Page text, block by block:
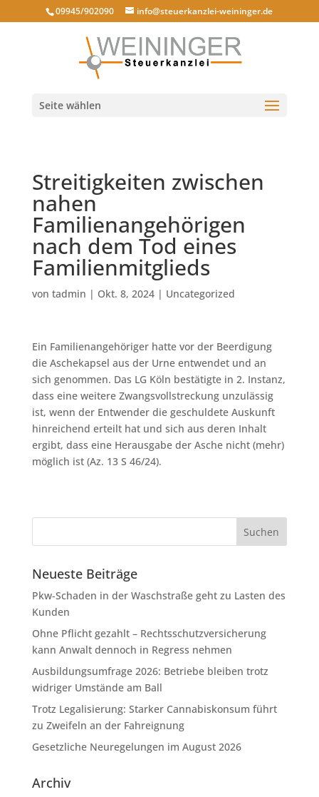
09945/902090 info@steuerkanzlei-weininger.de
Seite wählen
Streitigkeiten zwischen
nahen
Familienangehörigen
nach dem Tod eines
Familienmitglieds
von tadmin | Okt. 8, 2024| Uncategorized
Ein Familienangehöriger hatte vor der Beerdigung
die Aschekapsel aus der Urne entwendet und an
sich genommen. Das LG Köln bestätigte in 2. Instanz,
dass eine weitere Zwangsvollstreckung unzulässig
ist, wenn der Entwender die geschuldete Auskunft
hinreichend erteilt hat und sich aus deren Inhalt
ergibt, dass eine Herausgabe der Asche nicht (mehr)
möglich ist (Az. 13 S 46/24).
Neueste Beiträge
Pkw-Schaden in der Waschstraße geht zu Lasten des
Kunden
Ohne Pflicht gezahlt – Rechtsschutzversicherung
kann Anwalt dennoch in Regress nehmen
Ausbildungsumfrage 2026: Betriebe bleiben trotz
widriger Umstände am Ball
Trotz Legalisierung: Starker Cannabiskonsum führt
zu Zweifeln an der Fahreignung
Gesetzliche Neuregelungen im August 2026
Archiv